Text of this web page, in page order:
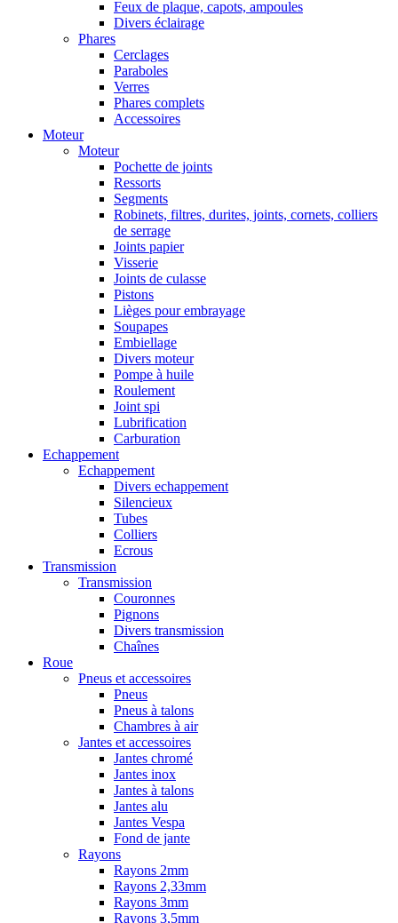
Feux de plaque, capots, ampoules
Divers éclairage
Phares
Cerclages
Paraboles
Verres
Phares complets
Accessoires
Moteur
Moteur
Pochette de joints
Ressorts
Segments
Robinets, filtres, durites, joints, cornets, colliers
de serrage
Joints papier
Visserie
Joints de culasse
Pistons
Lièges pour embrayage
Soupapes
Embiellage
Divers moteur
Pompe à huile
Roulement
Joint spi
Lubrification
Carburation
Echappement
Echappement
Divers echappement
Silencieux
Tubes
Colliers
Ecrous
Transmission
Transmission
Couronnes
Pignons
Divers transmission
Chaînes
Roue
Pneus et accessoires
Pneus
Pneus à talons
Chambres à air
Jantes et accessoires
Jantes chromé
Jantes inox
Jantes à talons
Jantes alu
Jantes Vespa
Fond de jante
Rayons
Rayons 2mm
Rayons 2,33mm
Rayons 3mm
Rayons 3,5mm